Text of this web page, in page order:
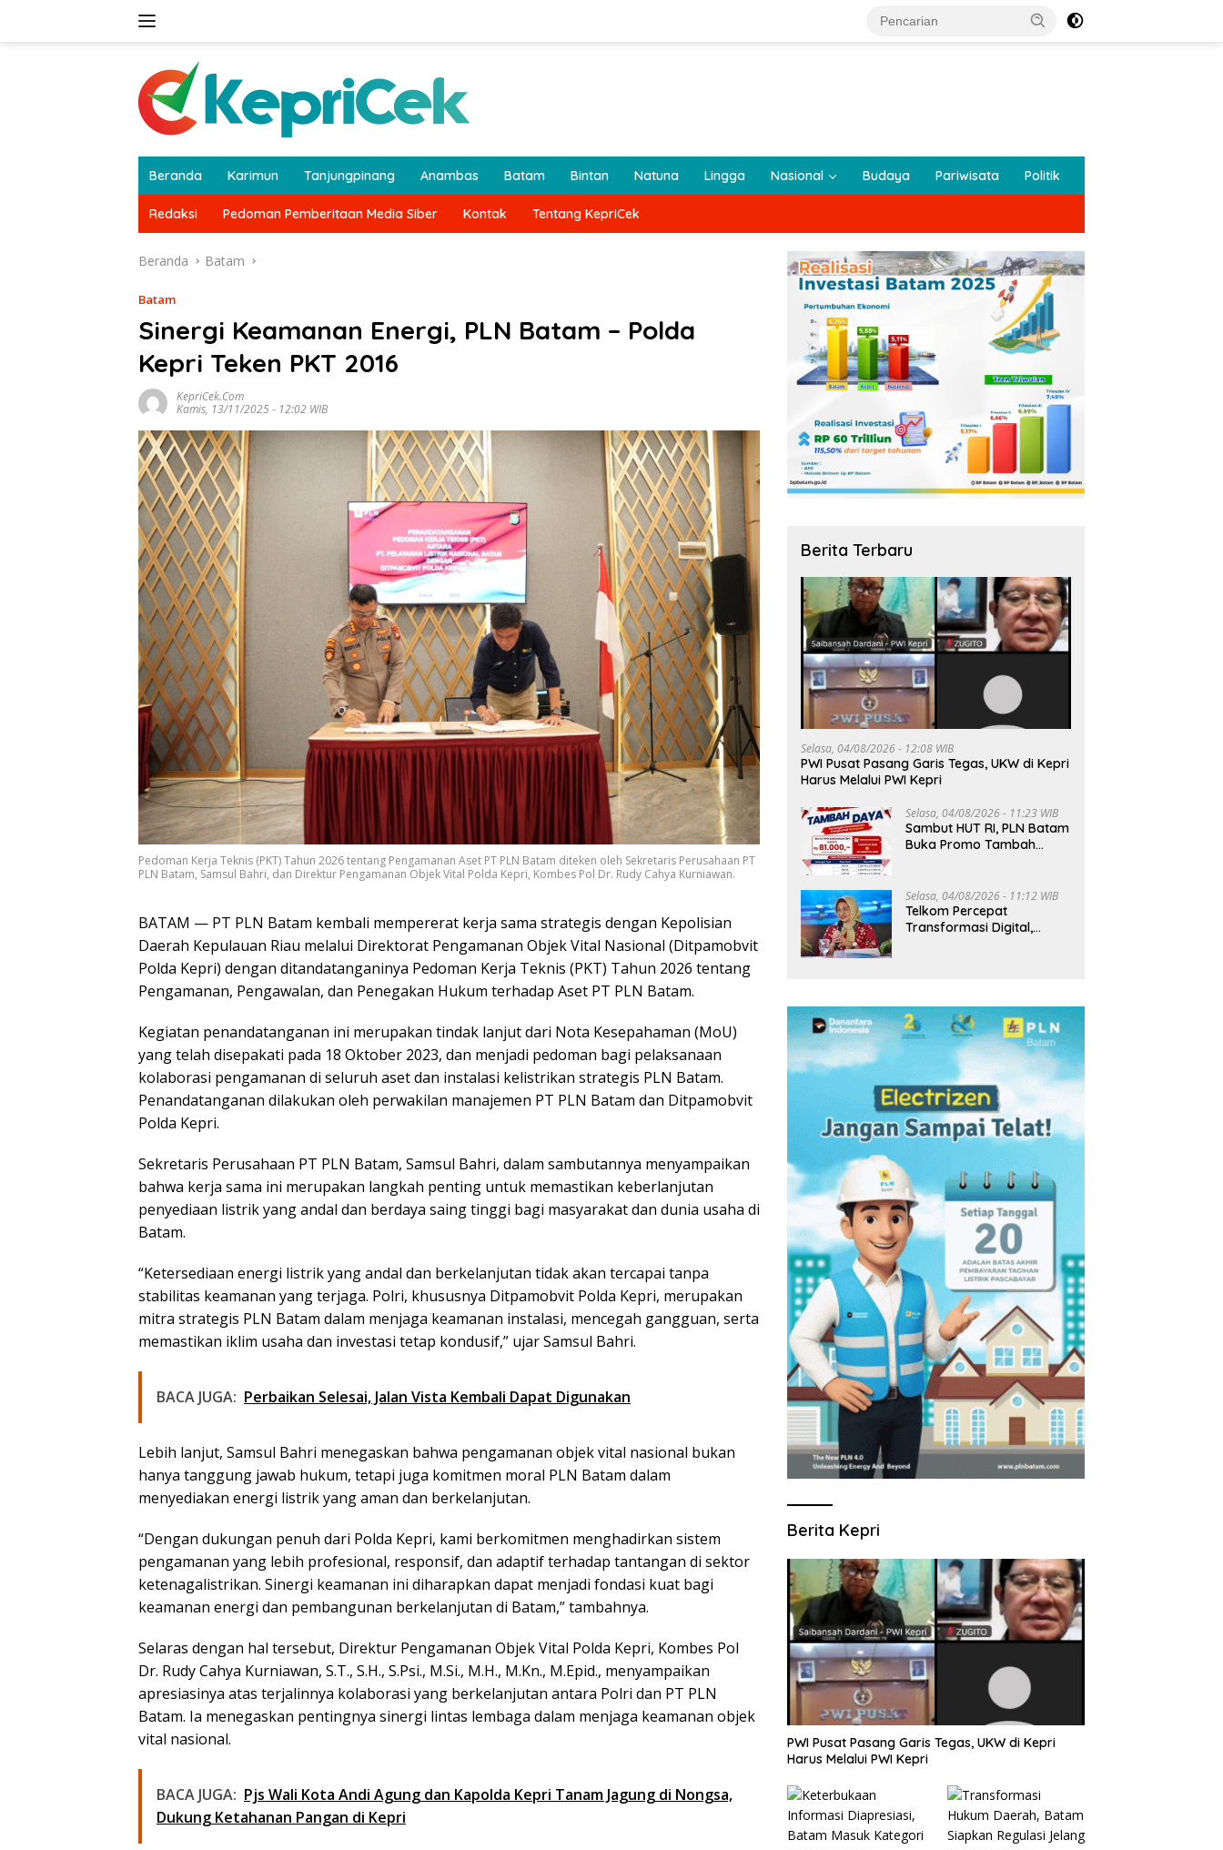
Beranda Karimun Tanjungpinang Anambas Batam Bintan Natuna Lingga Nasional Budaya Pariwisata Politik
Redaksi Pedoman Pemberitaan Media Siber Kontak Tentang KepriCek
Beranda Batam
Batam
Sinergi Keamanan Energi, PLN Batam – Polda
Kepri Teken PKT 2016
KepriCek.com
Kamis, 13/11/2025 - 12:02 WIB
Pedoman Kerja Teknis (PKT) Tahun 2026 tentang Pengamanan Aset PT PLN Batam diteken oleh Sekretaris Perusahaan PT
PLN Batam, Samsul Bahri, dan Direktur Pengamanan Objek Vital Polda Kepri, Kombes Pol Dr. Rudy Cahya Kurniawan.
BATAM — PT PLN Batam kembali mempererat kerja sama strategis dengan Kepolisian
Daerah Kepulauan Riau melalui Direktorat Pengamanan Objek Vital Nasional (Ditpamobvit
Polda Kepri) dengan ditandatanganinya Pedoman Kerja Teknis (PKT) Tahun 2026 tentang
Pengamanan, Pengawalan, dan Penegakan Hukum terhadap Aset PT PLN Batam.
Kegiatan penandatanganan ini merupakan tindak lanjut dari Nota Kesepahaman (MoU)
yang telah disepakati pada 18 Oktober 2023, dan menjadi pedoman bagi pelaksanaan
kolaborasi pengamanan di seluruh aset dan instalasi kelistrikan strategis PLN Batam.
Penandatanganan dilakukan oleh perwakilan manajemen PT PLN Batam dan Ditpamobvit
Polda Kepri.
Sekretaris Perusahaan PT PLN Batam, Samsul Bahri, dalam sambutannya menyampaikan
bahwa kerja sama ini merupakan langkah penting untuk memastikan keberlanjutan
penyediaan listrik yang andal dan berdaya saing tinggi bagi masyarakat dan dunia usaha di
Batam.
“Ketersediaan energi listrik yang andal dan berkelanjutan tidak akan tercapai tanpa
stabilitas keamanan yang terjaga. Polri, khususnya Ditpamobvit Polda Kepri, merupakan
mitra strategis PLN Batam dalam menjaga keamanan instalasi, mencegah gangguan, serta
memastikan iklim usaha dan investasi tetap kondusif,” ujar Samsul Bahri.
BACA JUGA: Perbaikan Selesai, Jalan Vista Kembali Dapat Digunakan
Lebih lanjut, Samsul Bahri menegaskan bahwa pengamanan objek vital nasional bukan
hanya tanggung jawab hukum, tetapi juga komitmen moral PLN Batam dalam
menyediakan energi listrik yang aman dan berkelanjutan.
“Dengan dukungan penuh dari Polda Kepri, kami berkomitmen menghadirkan sistem
pengamanan yang lebih profesional, responsif, dan adaptif terhadap tantangan di sektor
ketenagalistrikan. Sinergi keamanan ini diharapkan dapat menjadi fondasi kuat bagi
keamanan energi dan pembangunan berkelanjutan di Batam,” tambahnya.
Selaras dengan hal tersebut, Direktur Pengamanan Objek Vital Polda Kepri, Kombes Pol
Dr. Rudy Cahya Kurniawan, S.T., S.H., S.Psi., M.Si., M.H., M.Kn., M.Epid., menyampaikan
apresiasinya atas terjalinnya kolaborasi yang berkelanjutan antara Polri dan PT PLN
Batam. Ia menegaskan pentingnya sinergi lintas lembaga dalam menjaga keamanan objek
vital nasional.
BACA JUGA: Pjs Wali Kota Andi Agung dan Kapolda Kepri Tanam Jagung di Nongsa,
Dukung Ketahanan Pangan di Kepri
Berita Terbaru
Selasa, 04/08/2026 - 12:08 WIB
PWI Pusat Pasang Garis Tegas, UKW di Kepri
Harus Melalui PWI Kepri
Selasa, 04/08/2026 - 11:23 WIB
Sambut HUT RI, PLN Batam
Buka Promo Tambah
Selasa, 04/08/2026 - 11:12 WIB
Telkom Percepat
Transformasi Digital,
Berita Kepri
PWI Pusat Pasang Garis Tegas, UKW di Kepri
Harus Melalui PWI Kepri